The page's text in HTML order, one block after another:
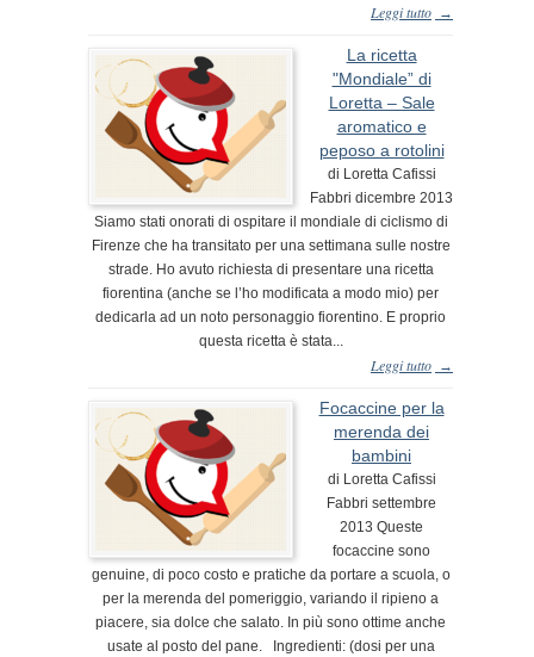
Leggi tutto →
La ricetta
"Mondiale” di
Loretta – Sale
aromatico e
peposo a rotolini
di Loretta Cafissi
Fabbri dicembre 2013
Siamo stati onorati di ospitare il mondiale di ciclismo di
Firenze che ha transitato per una settimana sulle nostre
strade. Ho avuto richiesta di presentare una ricetta
fiorentina (anche se l’ho modificata a modo mio) per
dedicarla ad un noto personaggio fiorentino. E proprio
questa ricetta è stata...
Leggi tutto →
Focaccine per la
merenda dei
bambini
di Loretta Cafissi
Fabbri settembre
2013 Queste
focaccine sono
genuine, di poco costo e pratiche da portare a scuola, o
per la merenda del pomeriggio, variando il ripieno a
piacere, sia dolce che salato. In più sono ottime anche
usate al posto del pane. Ingredienti: (dosi per una